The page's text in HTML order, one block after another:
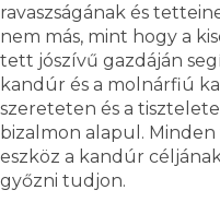
ravaszságának és
nem más, mint hogy a
tett jószívű gazdáján
kandúr és a molnárfiú
szereteten és a
bizalmon alapul.
eszköz a kandúr
győzni tudjon.